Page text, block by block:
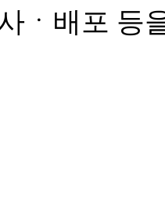
ㆍ배포 등